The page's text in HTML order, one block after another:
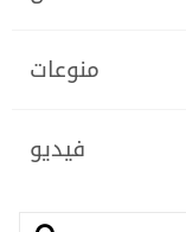
منوعات
فيديو